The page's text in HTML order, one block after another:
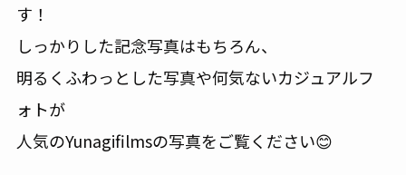
す！
しっかりした記念写真はもちろん、
明るくふわっとした写真や何気ないカジュアルフ
ォトが
人気のYunagifilmsの写真をご覧ください😊